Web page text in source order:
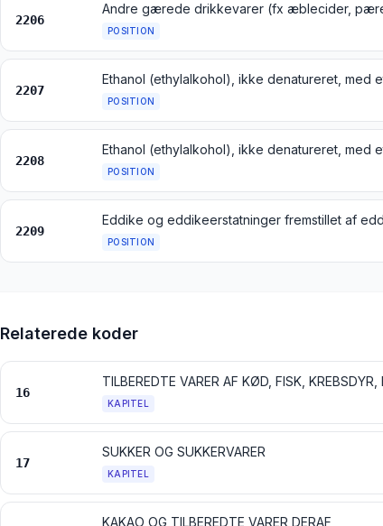
2206
POSITION
2207
POSITION
2208
POSITION
2209
Eddike og eddikeerstatninger fremstillet af
POSITION
Relaterede koder
16
KAPITEL
17
SUKKER OG SUKKERVARER
KAPITEL
KAKAO OG TILBEREDTE VARER DERAF